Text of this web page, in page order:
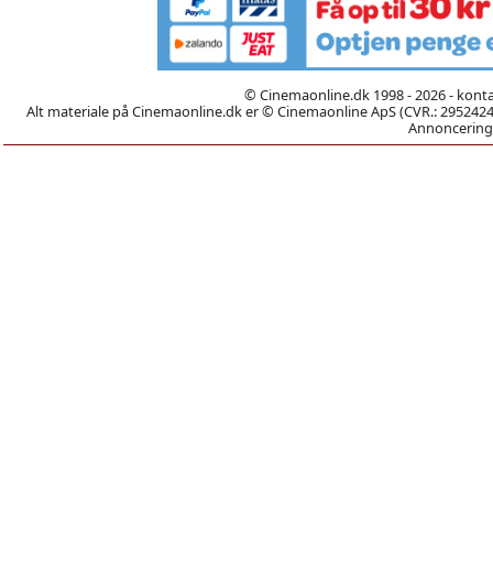
© Cinemaonline.dk 1998 - 2026 -
Alt materiale på Cinemaonline.dk er © Cinemaonline ApS (CVR.: